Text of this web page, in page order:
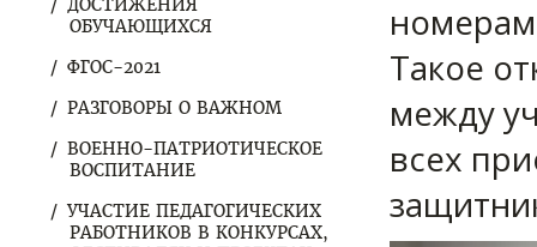
ДОСТИЖЕНИЯ
ОБУЧАЮЩИХСЯ
ФГОС-2021
РАЗГОВОРЫ О ВАЖНОМ
ВОЕННО-ПАТРИОТИЧЕСКОЕ
ВОСПИТАНИЕ
УЧАСТИЕ ПЕДАГОГИЧЕСКИХ
РАБОТНИКОВ В КОНКУРСАХ,
Такое
между
всех